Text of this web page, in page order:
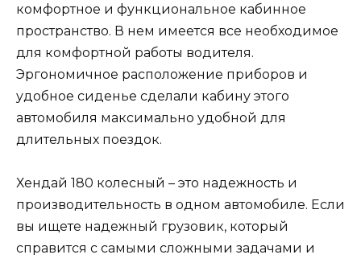
комфортное и функциональное кабинное
пространство. В нем имеется все необходимое
для комфортной работы водителя.
Эргономичное расположение приборов и
удобное сиденье сделали кабину этого
автомобиля максимально удобной для
длительных поездок.
Хендай 180 колесный – это надежность и
производительность в одном автомобиле. Если
вы ищете надежный грузовик, который
справится с самыми сложными задачами и